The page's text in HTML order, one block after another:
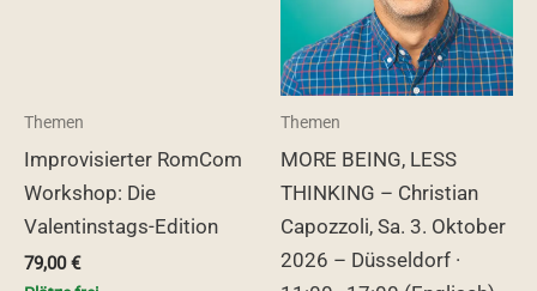
Themen
Improvisierter RomCom
Workshop: Die
Valentinstags-Edition
79,00€
Themen
MORE BEING, LESS
THINKING – Christian
Capozzoli, Sa. 3. Oktober
2026 – Düsseldorf ·